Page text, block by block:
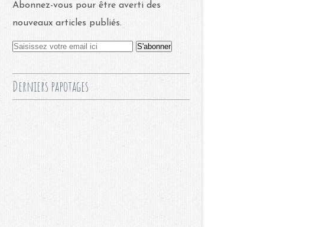
Abonnez-vous pour être averti des
nouveaux articles publiés.
Derniers papotages